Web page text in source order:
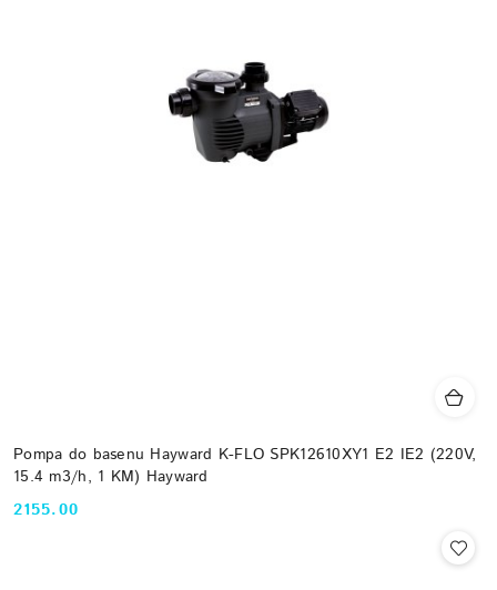
Pompa do basenu Hayward K-FLO SPK12610XY1 E2 IE2 (220V,
15.4 m3/h, 1 KM) Hayward
Cena:
2155.00